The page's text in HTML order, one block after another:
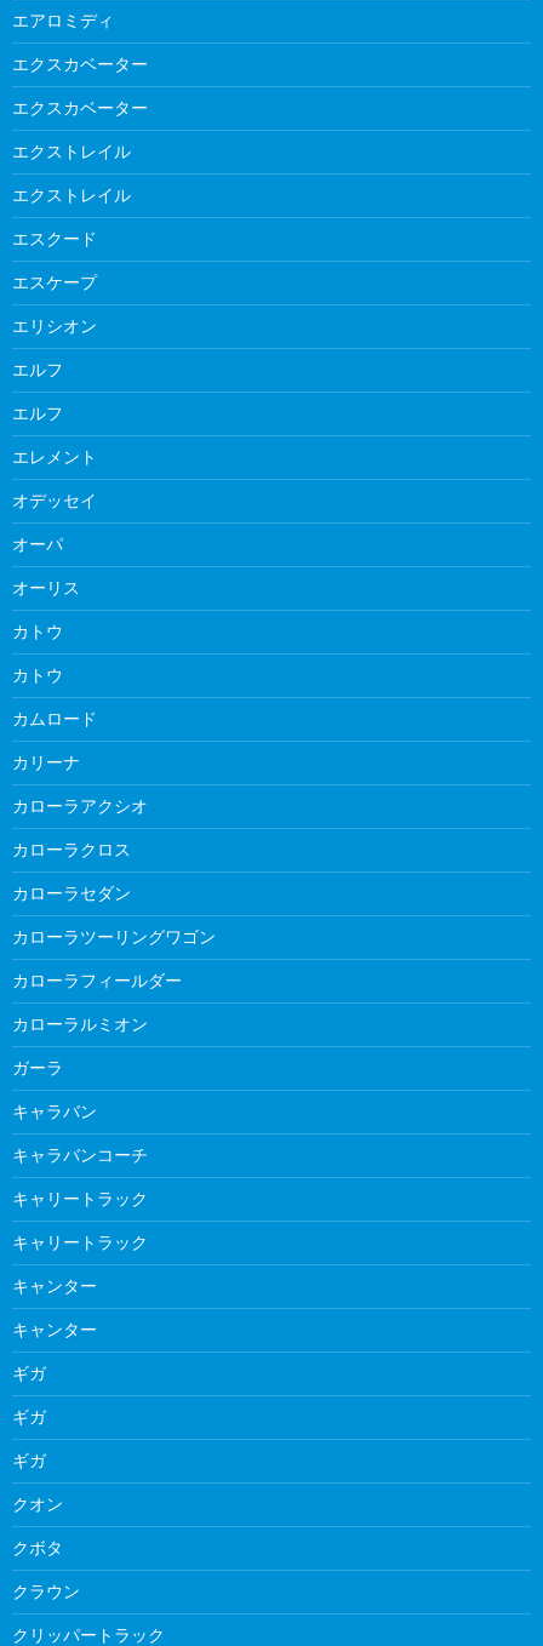
エアロミディ
エクスカベーター
エクスカベーター
エクストレイル
エクストレイル
エスクード
エスケープ
エリシオン
エルフ
エルフ
エレメント
オデッセイ
オーパ
オーリス
カトウ
カトウ
カムロード
カリーナ
カローラアクシオ
カローラクロス
カローラセダン
カローラツーリングワゴン
カローラフィールダー
カローラルミオン
ガーラ
キャラバン
キャラバンコーチ
キャリートラック
キャリートラック
キャンター
キャンター
ギガ
ギガ
ギガ
クオン
クボタ
クラウン
クリッパートラック